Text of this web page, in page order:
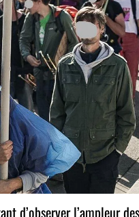
d’observer l’ampleur